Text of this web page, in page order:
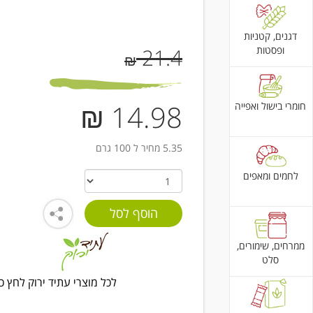
דגנים, קטניות
ופסטות
חומרי בישול ואפייה
לחמים ומאפים
ממרחים, שימורים,
סלט
21.4
₪
14.98 ₪
5.35 מחיר ל 100 גרם
לכל מוצרי עתיד ירוק לחץ